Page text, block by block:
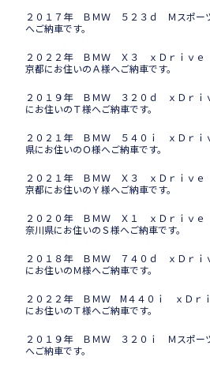
２０１７年 ＢＭＷ ５２３ｄ Ｍスポー
へご納車です。
２０２２年 ＢＭＷ Ｘ３ ｘＤｒｉｖ
京都にお住いのＡ様へご納車です。
２０１９年 ＢＭＷ ３２０ｄ ｘＤｒ
にお住いのＴ様へご納車です。
２０２１年 ＢＭＷ ５４０ｉ ｘＤｒ
県にお住いのＯ様へご納車です。
２０２１年 ＢＭＷ Ｘ３ ｘＤｒｉｖ
京都にお住いのＹ様へご納車です。
２０２０年 ＢＭＷ Ｘ１ ｘＤｒｉｖ
奈川県にお住いのＳ様へご納車です。
２０１８年 ＢＭＷ ７４０ｄ ｘＤｒ
にお住いのＭ様へご納車です。
２０２２年 ＢＭＷ M４４０ｉ ｘＤｒ
にお住いのＴ様へご納車です。
２０１９年 ＢＭＷ ３２０ｉ Ｍスポー
へご納車です。